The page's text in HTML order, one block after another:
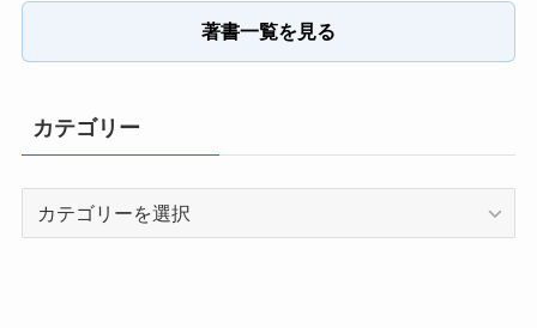
著書一覧を見る
カテゴリー